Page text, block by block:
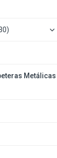
Metálicas